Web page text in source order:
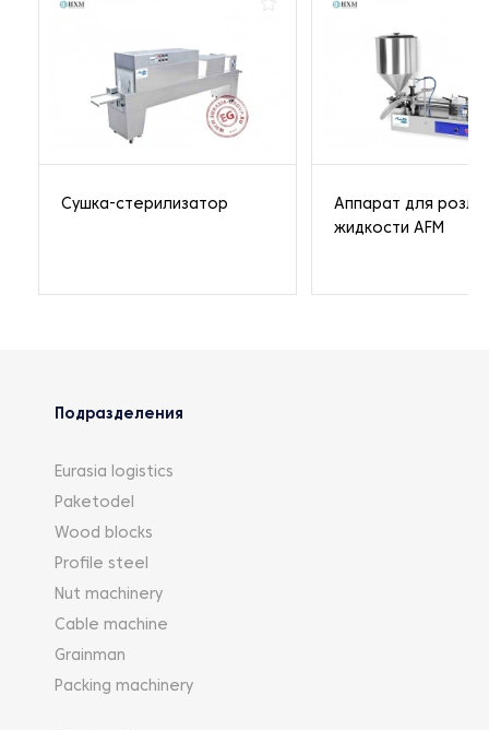
Сушка-стерилизатор
Аппарат для
жидкости AFM
Подразделения
Eurasia logistics
Paketodel
Wood blocks
Profile steel
Nut machinery
Cable machine
Grainman
Packing machinery